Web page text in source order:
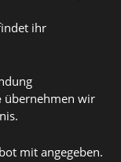
ihr
übernehmen wir
mit angegeben.